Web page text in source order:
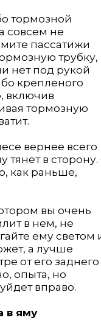
тормозной
совсем не
пассатижи
трубку,
нет под рукой
крепленого
включив
тормозную
вернее всего
тянет в
как раньше,
вы очень
в нем, не
ему светом
а лучше
от его заднего
опыта, но
вправо.
в яму